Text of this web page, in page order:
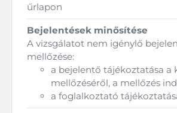
űrlapon
Bejelentések minősítése
A vizsgálatot nem igénylő
mellőzése:
a bejelentő tájékoztatása a
mellőzéséről, a mellőzés
a foglalkoztató